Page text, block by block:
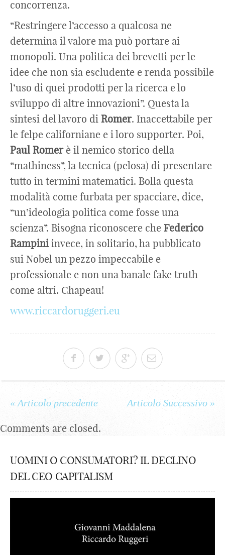
concorrenza.
“Restringere l’accesso a qualcosa ne
determina il valore ma può portare ai
monopoli. Una politica dei brevetti per le
idee che non sia escludente e renda possibile
l’uso di quei prodotti per la ricerca e lo
sviluppo di altre innovazioni”. Questa la
sintesi del lavoro di Romer. Inaccettabile per
le felpe californiane e i loro supporter. Poi,
Paul Romerè il nemico storico della
“mathiness”, la tecnica (pelosa) di presentare
tutto in termini matematici. Bolla questa
modalità come furbata per spacciare, dice,
“un’ideologia politica come fosse una
scienza”. Bisogna riconoscere che Federico
Rampiniinvece, in solitario, ha pubblicato
sui Nobel un pezzo impeccabile e
professionale e non una banale fake truth
come altri. Chapeau!
www.riccardoruggeri.eu
« Articolo precedente Articolo Successivo »
Comments are closed.
UOMINI O CONSUMATORI? IL DECLINO
DEL CEO CAPITALISM